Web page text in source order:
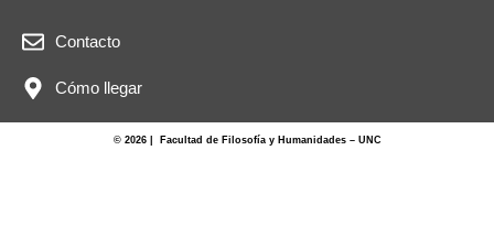
Contacto
Cómo llegar
© 2026 | Facultad de Filosofía y Humanidades – UNC